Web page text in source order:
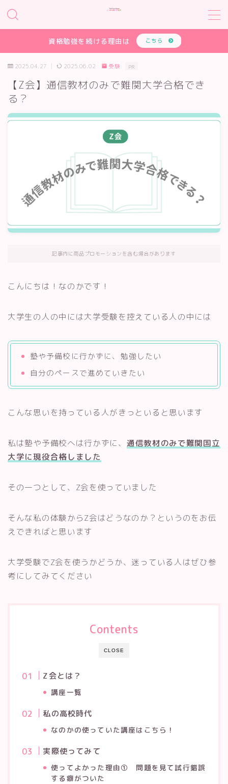
HOME
大学生
就活
自己研鑽
資格
資格勉強を続ける理由は こちら
2025.04.27 2025.06.02 受験 PR
【Z会】通信教材のみで難関大学合格でき
る？
記事内に商品プロモーションを含む場合があります
こんにちは！なのかです！
大学生の人の中には大学受験を控えている人の中には
塾や予備校に行かずに、勉強したい
自分のペースで進めていきたい
こんな思いを持っている人がきっといると思います
私は塾や予備校へは行かずに、 通信教材のみで難関国立
大学に現役合格しました
その一つとして、Z会を使っていました
そんな私の体験からZ会はどうなのか？というのをお伝
えできればと思います
大学受験でZ会を使うかどうか、迷っている人はぜひ参
考にしてみてください
CLOSE
Contents
Z会とは？
講座一覧
私の高校時代
なのかの使っていた講座はこちら！
実際使ってみて
使ってよかった理由① 問題を見て試行錯誤
する癖がついた